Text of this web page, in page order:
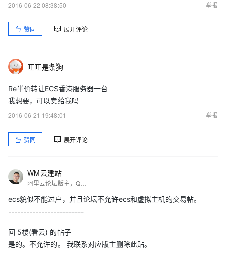
2016-06-22 08:38:50
举报
赞同 展开评论
旺旺是条狗
Re半价转让ECS香港服务器一台
我想要，可以卖给我吗
2016-06-21 19:48:01
举报
赞同 展开评论
WM云建站
ecs貌似不能过户，并且论坛不允许ecs和虚拟主机的交易帖。
-------------------------
回 5楼(看云) 的帖子
是的。不允许的。 我联系对应版主删除此贴。